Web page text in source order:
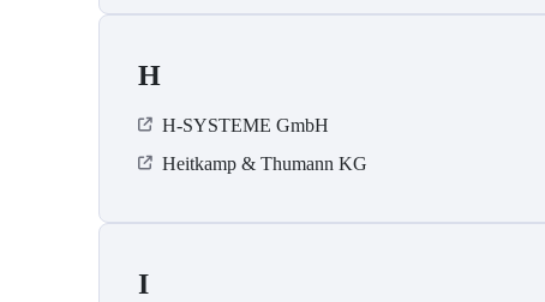
H
H-SYSTEME GmbH
Heitkamp & Thumann KG
I